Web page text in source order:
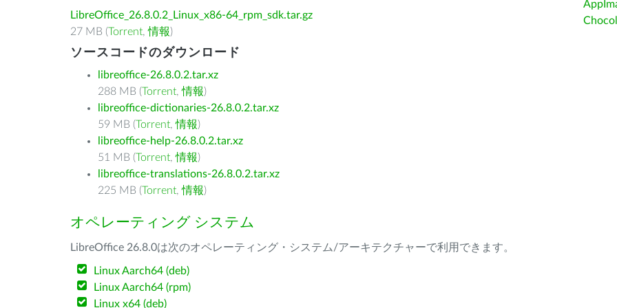
LibreOffice_26.8.0.2_Linux_x86-64_rpm_sdk.tar.gz
27 MB (Torrent,情報)
ソースコードのダウンロード
libreoffice-26.8.0.2.tar.xz
288 MB (Torrent,情報)
libreoffice-dictionaries-26.8.0.2.tar.xz
59 MB (Torrent,情報)
libreoffice-help-26.8.0.2.tar.xz
51 MB (Torrent,情報)
libreoffice-translations-26.8.0.2.tar.xz
225 MB (Torrent,情報)
オペレーティング システム
LibreOffice 26.8.0は次のオペレーティング・システム/アーキテクチャーで利用できます。
Linux Aarch64 (deb)
Linux Aarch64 (rpm)
Linux x64 (deb)